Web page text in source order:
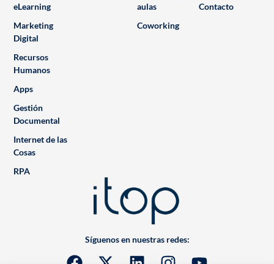
Síguenos en nuestras redes:
eLearning
Marketing
Digital
Recursos
Humanos
Apps
Gestión
Documental
Internet de las
Cosas
RPA
aulas
Coworking
Contacto